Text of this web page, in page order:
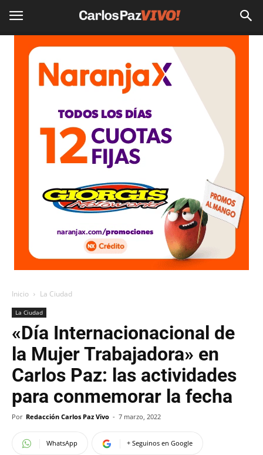
Inicio La Ciudad
La Ciudad
«Día Internacionacional de
la Mujer Trabajadora» en
Carlos Paz: las actividades
para conmemorar la fecha
Por Redacción Carlos Paz Vivo - 7 marzo, 2022
WhatsApp + Seguinos en Google